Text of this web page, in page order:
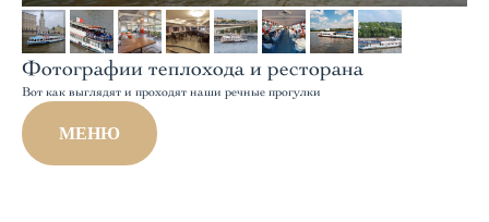
Фотографии теплохода и ресторана
Вот как выглядят и проходят наши речные прогулки
МЕНЮ